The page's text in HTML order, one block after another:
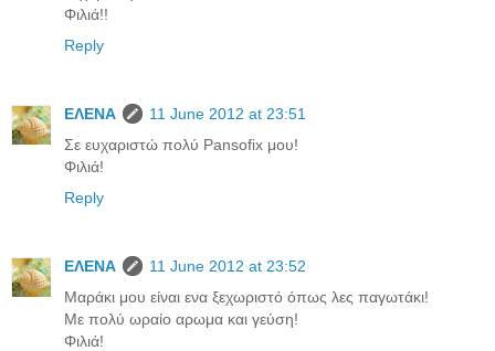
Φιλιά!!
Reply
ΕΛΕΝΑ
11 June 2012 at 23:51
Σε ευχαριστώ πολύ Pansofix μου!
Φιλιά!
Reply
ΕΛΕΝΑ
11 June 2012 at 23:52
Μαράκι μου είναι ενα ξεχωριστό όπως λες παγωτάκι!
Με πολύ ωραίο αρωμα και γεύση!
Φιλιά!